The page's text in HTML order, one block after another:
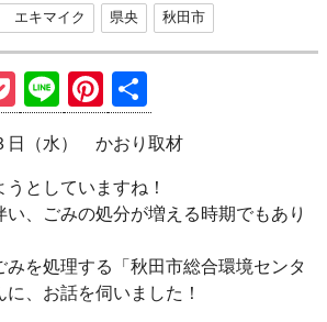
エキマイク 県央 秋田市
P
o
ck
et
Li
n
e
Pi
nt
er
es
t
有
日（水） かおり取材
としていますね！
、ごみの処分が増える時期でもあり
を処理する「秋田市総合環境センタ
、お話を伺いました！